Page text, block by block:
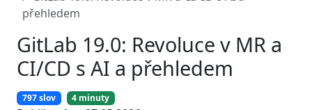
přehledem
GitLab 19.0: Revoluce v MR a
CI/CD s AI a přehledem
797 slov 4 minuty